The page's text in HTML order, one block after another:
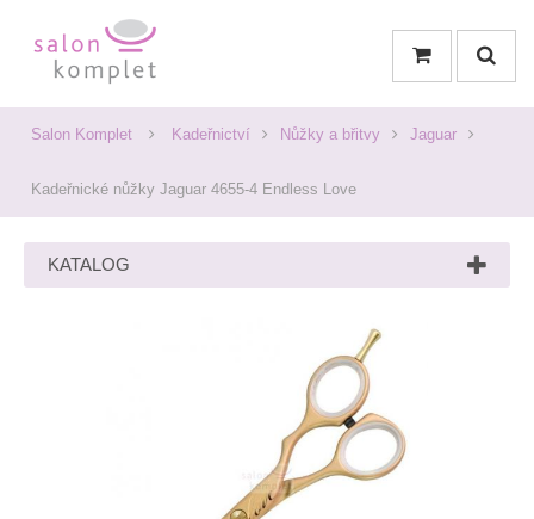
Salon Komplet Kadeřnictví Nůžky a břitvy Jaguar
Kadeřnické nůžky Jaguar 4655-4 Endless Love
KATALOG